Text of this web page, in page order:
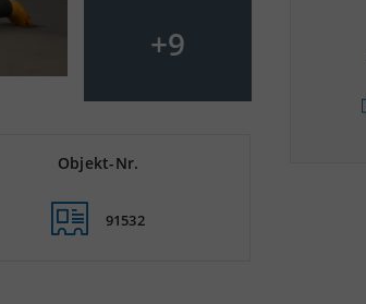
+9
Objekt-Nr.
91532